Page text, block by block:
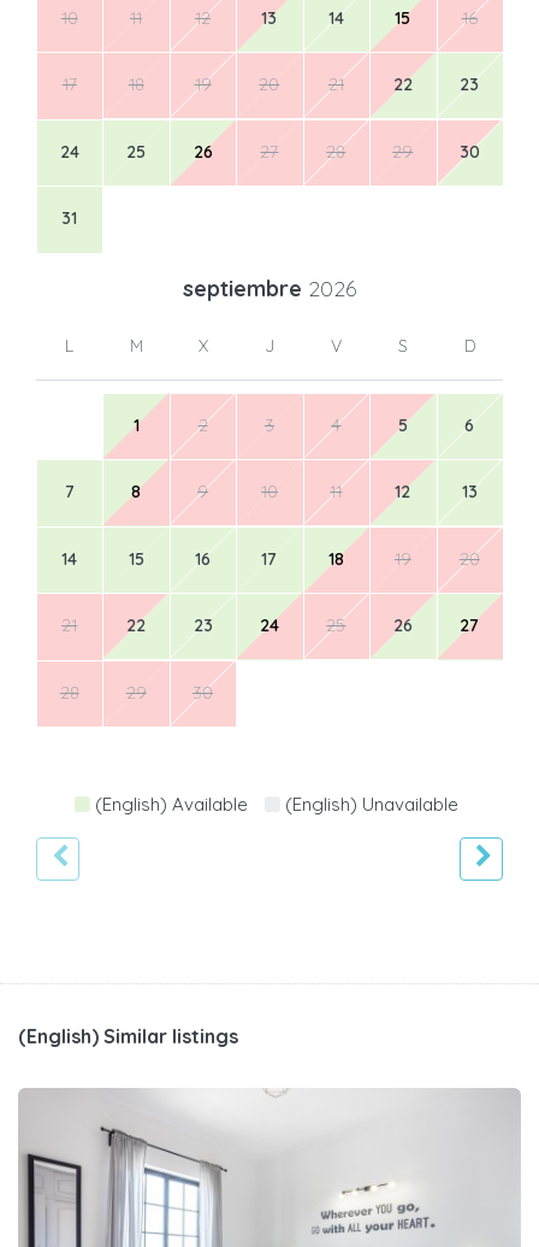
10 11 12 13 14 15 16
17 18 19 20 21 22 23
24 25 26 27 28 29 30
31
septiembre 2026
L M X J V S D
1 2 3 4 5 6
7 8 9 10 11 12 13
14 15 16 17 18 19 20
21 22 23 24 25 26 27
28 29 30
(English) Available (English) Unavailable
(English) Similar listings